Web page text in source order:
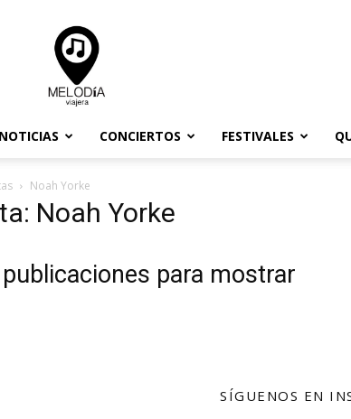
Melodia
Viajera
NOTICIAS CONCIERTOS FESTIVALES
Noah Yorke
Noah Yorke
para mostrar
SÍGUENOS EN